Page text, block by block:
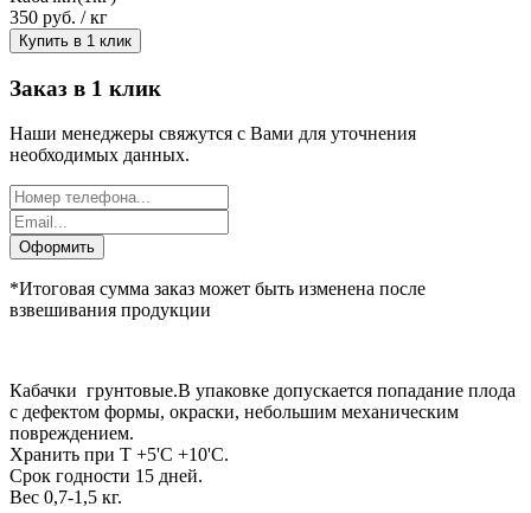
350 руб. / кг
Купить в 1 клик
Заказ в 1 клик
Наши менеджеры свяжутся с Вами для уточнения
необходимых данных.
Оформить
*Итоговая сумма заказ может быть изменена после
взвешивания продукции
Кабачки грунтовые.В упаковке допускается попадание плода
с дефектом формы, окраски, небольшим механическим
повреждением.
Хранить при Т +5'C +10'C.
Срок годности 15 дней.
Вес 0,7-1,5 кг.